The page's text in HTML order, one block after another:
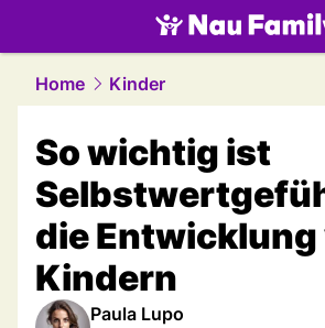
family.NAU.ch
Home Kinder
So wichtig ist
die Entwicklung
Kindern
Paula Lupo